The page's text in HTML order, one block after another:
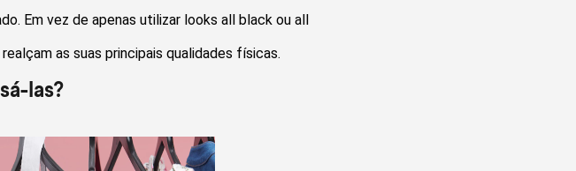
Em vez de apenas utilizar looks all black ou all
as suas principais qualidades físicas.
las?